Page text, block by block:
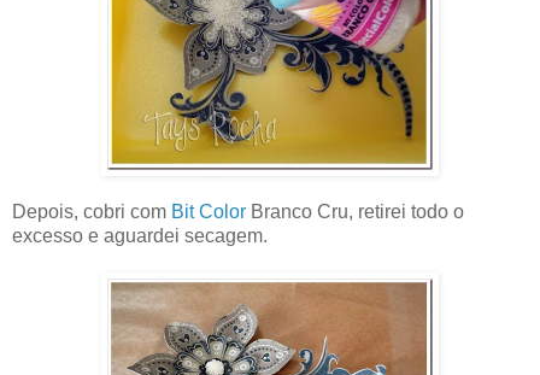
Depois, cobri com Bit Color Branco Cru, retirei todo o
excesso e aguardei secagem.